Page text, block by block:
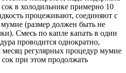
в холодильнике примерно 10
процеживают, соединяют с
(размер должен быть не
Смесь по капле капать в один
проводится однократно,
регулярных процедур мумие
сок при этом продолжать